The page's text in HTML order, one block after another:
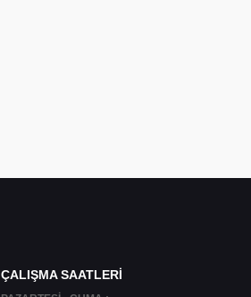
ÇALIŞMA SAATLERİ